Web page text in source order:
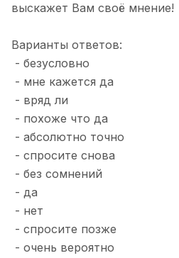
выскажет Вам своё мнение!
Варианты ответов:
- безусловно
- мне кажется да
- вряд ли
- похоже что да
- абсолютно точно
- спросите снова
- без сомнений
- да
- нет
- спросите позже
- очень вероятно